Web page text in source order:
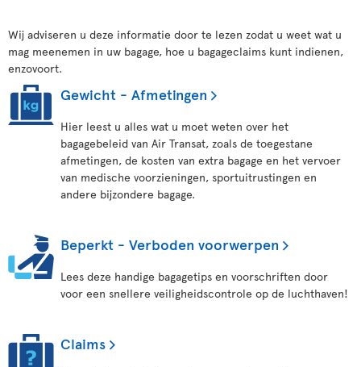
Wij adviseren u deze informatie door te lezen zodat u weet wat u
mag meenemen in uw bagage, hoe u bagageclaims kunt indienen,
enzovoort.
Gewicht - Afmetingen
Hier leest u alles wat u moet weten over het
bagagebeleid van Air Transat, zoals de toegestane
afmetingen, de kosten van extra bagage en het vervoer
van medische voorzieningen, sportuitrustingen en
andere bijzondere bagage.
Beperkt - Verboden voorwerpen
Lees deze handige bagagetips en voorschriften door
voor een snellere veiligheidscontrole op de luchthaven!
Claims